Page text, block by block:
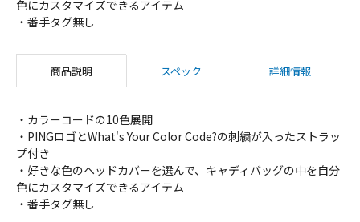
色にカスタマイズできるアイテム
・番手タグ無し
商品説明 スペック 詳細情報
・カラーコードの10色展開
・PINGロゴとWhat's Your Color Code?の刺繍が入ったストラッ
プ付き
・好きな色のヘッドカバーを選んで、キャディバッグの中を自分
色にカスタマイズできるアイテム
・番手タグ無し